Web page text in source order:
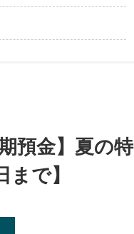
預金】夏の特
で】